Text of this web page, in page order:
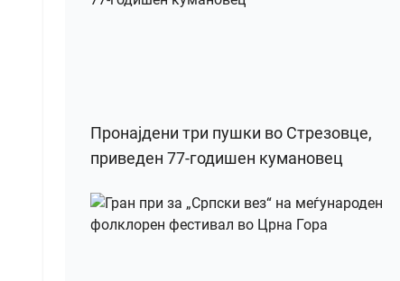
Пронајдени три пушки во Стрезовце,
приведен 77-годишен кумановец